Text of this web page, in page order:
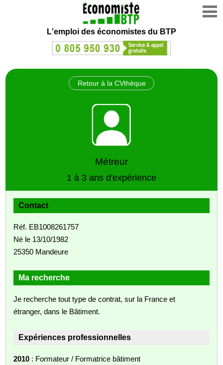
L'emploi des économistes du BTP
Retour à la CVthèque
Métreur
1 à 3 ans d'expérience
Contact
Réf. EB1008261757
Né le 13/10/1982
25350 Mandeure
Ma recherche
Je recherche tout type de contrat, sur la France et
étranger, dans le Bâtiment.
Expériences professionnelles
2010 : Formateur / Formatrice bâtiment